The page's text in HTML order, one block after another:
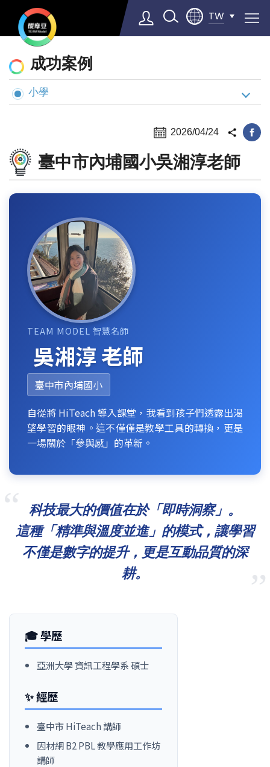
TW
▼
態
與
案
成功案例
小學
2026/04/24
臺中市內埔國小吳湘淳老師
TEAM MODEL 智慧名師
吳湘淳 老師
臺中市內埔國小
自從將 HiTeach 導入課堂，我看到孩子們透露出渴
望學習的眼神。這不僅僅是教學工具的轉換，更是
一場關於「參與感」的革新。
“ 科技最大的價值在於「即時洞察」。
這種「精準與溫度並進」的模式，讓學習
不僅是數字的提升，更是互動品質的深
耕。
”
🎓 學歷
亞洲大學 資訊工程學系 碩士
✨ 經歷
臺中市 HiTeach 講師
因材網 B2 PBL 教學應用工作坊
講師